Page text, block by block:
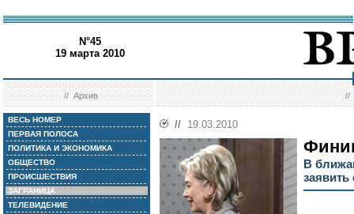
N°45
19 марта 2010
//Архив //
ВЕСЬ НОМЕР
ПЕРВАЯ ПОЛОСА
ПОЛИТИКА И ЭКОНОМИКА
ОБЩЕСТВО
ПРОИСШЕСТВИЯ
ЗАГРАНИЦА
ТЕЛЕВИДЕНИЕ
// 19.03.2010
В